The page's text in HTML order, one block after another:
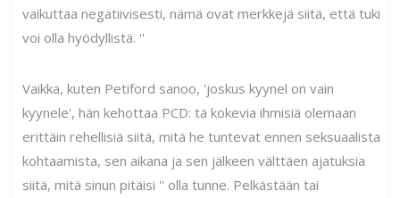
vaikuttaa negatiivisesti, nämä ovat merkkejä siitä, että tuki
voi olla hyödyllistä. ''
Vaikka, kuten Petiford sanoo, 'joskus kyynel on vain
kyynele', hän kehottaa PCD: tä kokevia ihmisiä olemaan
erittäin rehellisiä siitä, mitä he tuntevat ennen seksuaalista
kohtaamista, sen aikana ja sen jälkeen välttäen ajatuksia
siitä, mitä sinun pitäisi '' olla tunne. Pelkästään tai